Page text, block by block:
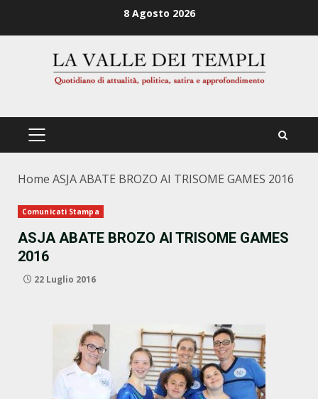
8 Agosto 2026
PRIMÄRES
Home ASJA ABATE BROZO AI TRISOME GAMES 2016
Comunicati Stampa
ASJA ABATE BROZO AI TRISOME GAMES
2016
22 Luglio 2016